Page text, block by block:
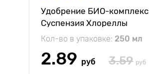
Удобрение БИО-комплекс
Суспензия Хлореллы
Кол-во в упаковке: 250 мл
2.89 руб 3.59 руб